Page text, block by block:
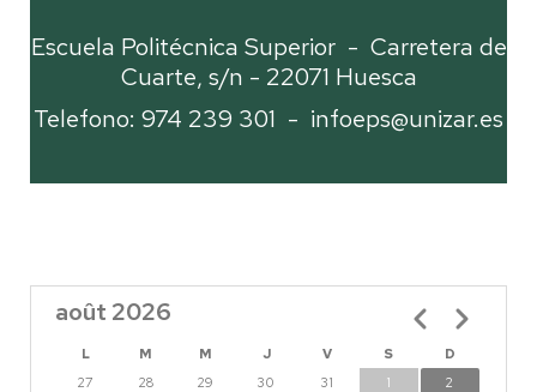
Escuela Politécnica Superior - Carretera de
Cuarte, s/n - 22071 Huesca
Telefono: 974 239 301 - infoeps@unizar.es
août 2026
L M M J V S
D
27
28 29 30 31 1
2
Pagination